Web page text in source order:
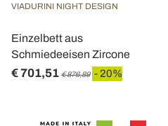
VIADURINI NIGHT DESIGN
Einzelbett aus
Schmiedeeisen Zircone
€ 701,51 € 876,89 - 20%